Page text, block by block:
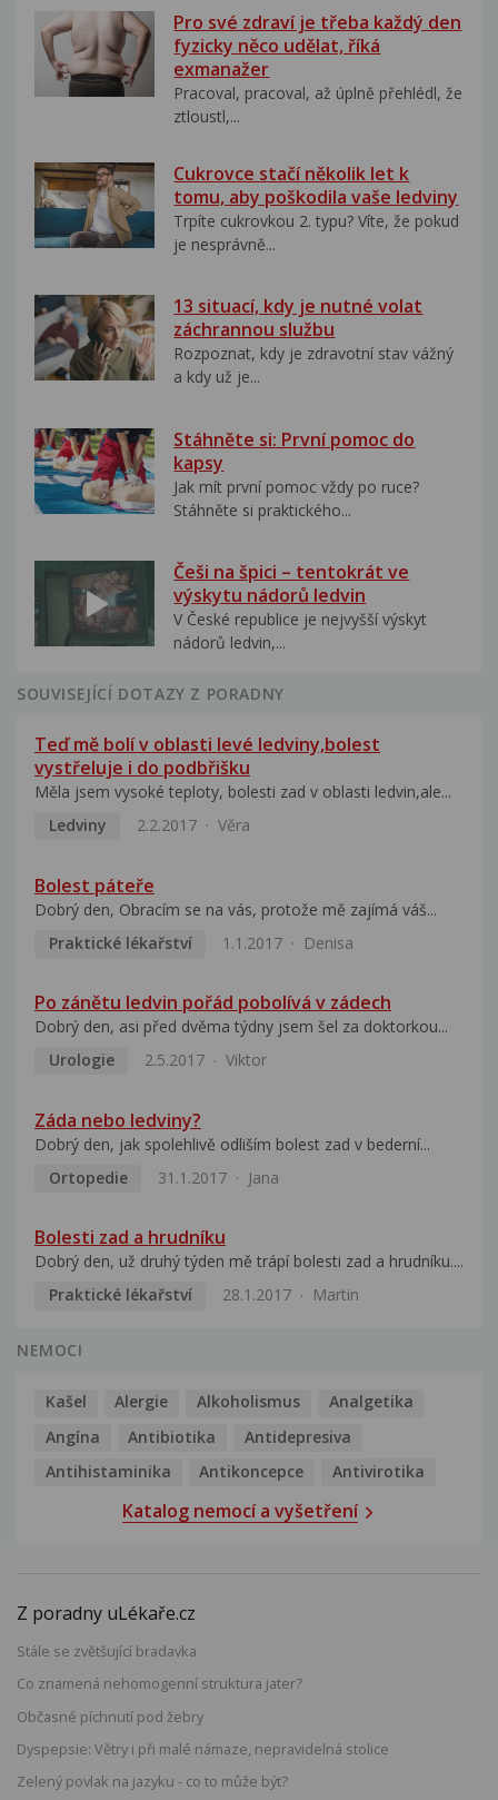
Pro své zdraví je třeba každý den
fyzicky něco udělat, říká
exmanažer
Pracoval, pracoval, až úplně přehlédl, že
ztloustl,...
Cukrovce stačí několik let k
tomu, aby poškodila vaše ledviny
Trpíte cukrovkou 2. typu? Víte, že pokud
je nesprávně...
13 situací, kdy je nutné volat
záchrannou službu
Rozpoznat, kdy je zdravotní stav vážný
a kdy už je...
Stáhněte si: První pomoc do
kapsy
Jak mít první pomoc vždy po ruce?
Stáhněte si praktického...
Češi na špici – tentokrát ve
výskytu nádorů ledvin
V České republice je nejvyšší výskyt
nádorů ledvin,...
SOUVISEJÍCÍ DOTAZY Z PORADNY
Teď mě bolí v oblasti levé ledviny,bolest
vystřeluje i do podbřišku
Měla jsem vysoké teploty, bolesti zad v oblasti ledvin,ale...
Ledviny
2.2.2017 Věra
Bolest páteře
Dobrý den, Obracím se na vás, protože mě zajímá váš...
Praktické lékařství
1.1.2017 Denisa
Po zánětu ledvin pořád pobolívá v zádech
Dobrý den, asi před dvěma týdny jsem šel za doktorkou...
Urologie
2.5.2017 Viktor
Záda nebo ledviny?
Dobrý den, jak spolehlivě odliším bolest zad v bederní...
Ortopedie
31.1.2017 Jana
Bolesti zad a hrudníku
Dobrý den, už druhý týden mě trápí bolesti zad a hrudníku....
Praktické lékařství
28.1.2017 Martin
NEMOCI
Kašel Alergie Alkoholismus
Analgetika
Angína
Antibiotika
Antidepresiva
Antihistaminika
Antikoncepce Antivirotika
Katalog nemocí a vyšetření
Z poradny uLékaře.cz
Stále se zvětšující bradavka
Co znamená nehomogenní struktura jater?
Občasné píchnutí pod žebry
Dyspepsie: Větry i při malé námaze, nepravidelná stolice
Zelený povlak na jazyku - co to může být?